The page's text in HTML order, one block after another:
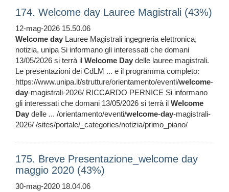
174. Welcome day Lauree Magistrali (43%)
12-mag-2026 15.50.06
Welcome day Lauree Magistrali ingegneria elettronica,
notizia, unipa Si informano gli interessati che domani
13/05/2026 si terrà il Welcome Day delle lauree magistrali.
Le presentazioni dei CdLM ... e il programma completo:
https://www.unipa.it/strutture/orientamento/eventi/welcome-
day-magistrali-2026/ RICCARDO PERNICE Si informano
gli interessati che domani 13/05/2026 si terrà il Welcome
Day delle ... /orientamento/eventi/welcome-day-magistrali-
2026/ /sites/portale/_categories/notizia/primo_piano/
175. Breve Presentazione_welcome day
maggio 2020 (43%)
30-mag-2020 18.04.06